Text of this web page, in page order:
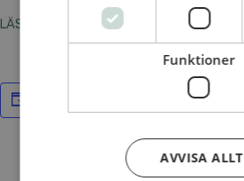
LÄS MER OM FORTBILDNINGEN HÄR
Funktioner
AVVISA ALLT